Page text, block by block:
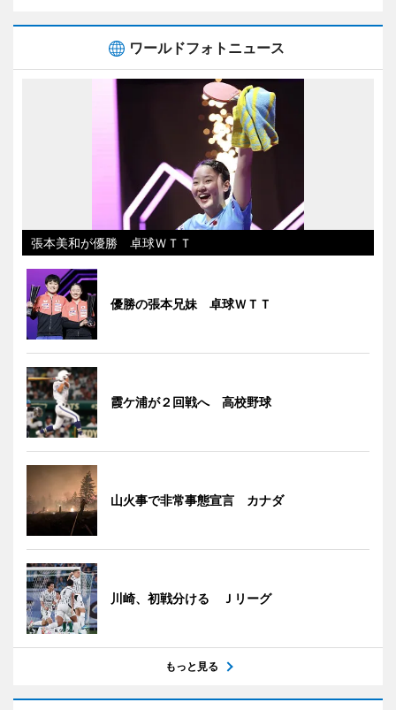
ワールドフォトニュース
張本美和が優勝 卓球ＷＴＴ
優勝の張本兄妹 卓球ＷＴＴ
霞ケ浦が２回戦へ 高校野球
山火事で非常事態宣言 カナダ
川崎、初戦分ける Ｊリーグ
もっと見る